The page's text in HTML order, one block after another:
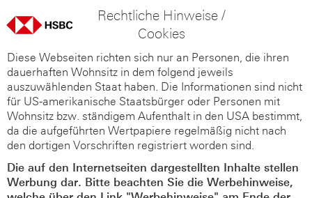
Rechtliche Hinweise /
Cookies
Diese Webseiten richten sich nur an Personen, die ihren
dauerhaften Wohnsitz in dem folgend jeweils
auszuwählenden Staat haben. Die Informationen sind nicht
für US-amerikanische Staatsbürger oder Personen mit
Wohnsitz bzw. ständigem Aufenthalt in den USA bestimmt,
da die aufgeführten Wertpapiere regelmäßig nicht nach
den dortigen Vorschriften registriert worden sind.
Die auf den Internetseiten dargestellten Inhalte stellen
Werbung dar. Bitte beachten Sie die Werbehinweise,